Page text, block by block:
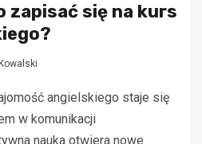
zapisać się na kurs
angielskiego staje się
w komunikacji
nauka otwiera nowe